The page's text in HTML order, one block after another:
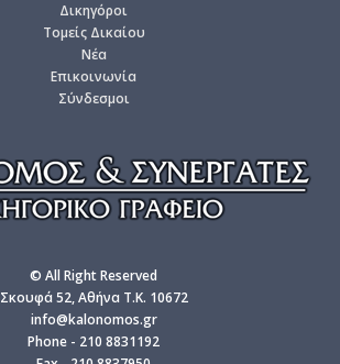
Δι­κη­γό­ροι
Το­μείς Δι­καί­ου
Νέα
Επι­κοι­νω­νία
Σύν­δε­σμοι
© All Right Reserved
Σκουφά 52, Αθήνα T.K. 10672
info@kalonomos.gr
Phone - 210 8831192